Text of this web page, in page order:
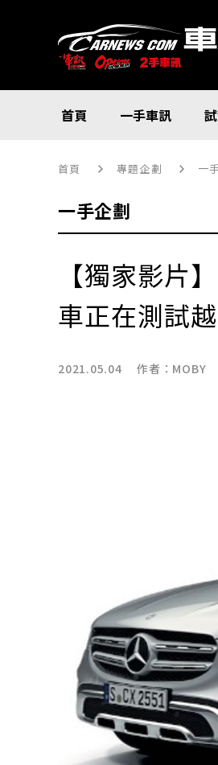
首頁 一手車訊
首頁 專題企劃 一
一手企劃
【獨家影片
車正在測試
2021.05.04 作者： MOBY